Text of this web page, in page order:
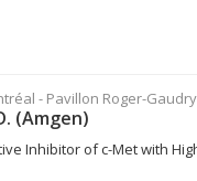
- Pavillon Roger-Gaudry
(Amgen)
Inhibitor of c-Met with